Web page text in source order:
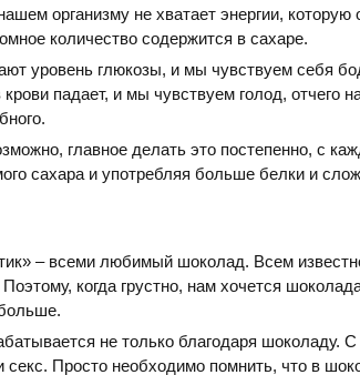
организму не хватает энергии,
количество содержится в сахаре.
уровень глюкозы, и мы чувствуем себя
крови падает, и мы чувствуем голод, отчего
главное делать это постепенно, с
сахара и употребляя больше белки и
– всеми любимый шоколад. Всем
Поэтому, когда грустно, нам хочется
не только благодаря шоколаду.
секс. Просто необходимо помнить, что в